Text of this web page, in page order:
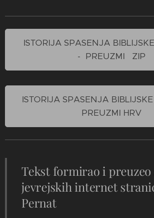
ISTORIJA SPASENJA
- PREUZMI ZIP
ISTORIJA SPASENJA BIBLIJSKE
PREUZMI HRV
Tekst formirao i preuzeo
jevrejskih internet
Pernat